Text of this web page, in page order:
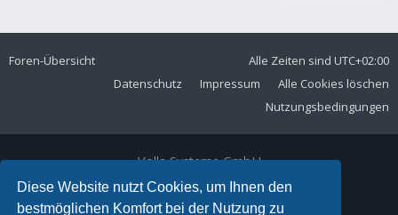
Diese Website nutzt Cookies, um Ihnen den
bestmöglichen Komfort bei der Nutzung zu
Foren-Übersicht Alle Zeiten sind UTC+02:00
Alle Cookies löschen
Impressum
Datenschutz
Nutzungsbedingungen
Volla Systeme GmbH
Kölner Straße 102
42897 Remscheid